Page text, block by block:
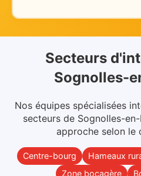
Secteurs
Sognolles-
Nos équipes spécialisées
secteurs de Sognolles-
approche selon le
Centre-bourg Hameaux
Zone bocagère